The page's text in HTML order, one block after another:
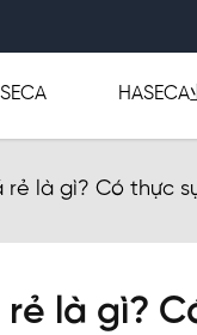
HASECA
rẻ là gì? Có thực
là gì?